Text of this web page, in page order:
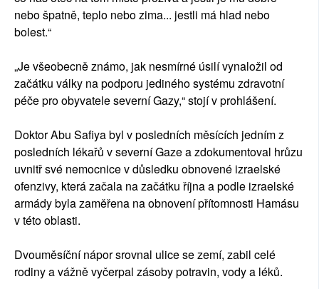
nebo špatně, teplo nebo zima... jestli má hlad nebo
bolest.“
„Je všeobecně známo, jak nesmírné úsilí vynaložil od
začátku války na podporu jediného systému zdravotní
péče pro obyvatele severní Gazy,“ stojí v prohlášení.
Doktor Abu Safiya byl v posledních měsících jedním z
posledních lékařů v severní Gaze a zdokumentoval hrůzu
uvnitř své nemocnice v důsledku obnovené izraelské
ofenzivy, která začala na začátku října a podle izraelské
armády byla zaměřena na obnovení přítomnosti Hamásu
v této oblasti.
Dvouměsíční nápor srovnal ulice se zemí, zabil celé
rodiny a vážně vyčerpal zásoby potravin, vody a léků.